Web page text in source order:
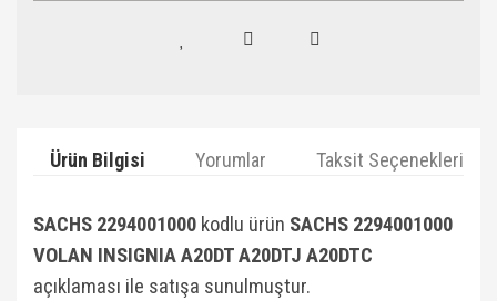
Ürün Bilgisi Yorumlar Taksit Seçenekleri
SACHS 2294001000 kodlu ürün SACHS 2294001000
VOLAN INSIGNIA A20DT A20DTJ A20DTC
açıklaması ile satışa sunulmuştur.